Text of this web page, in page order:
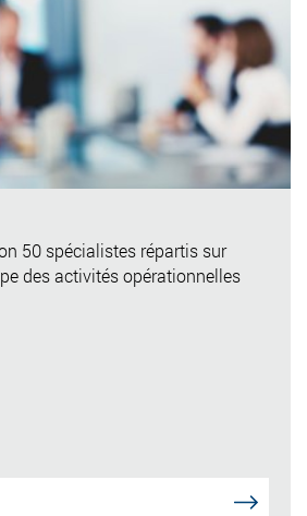
50 spécialistes répartis sur
des activités opérationnelles